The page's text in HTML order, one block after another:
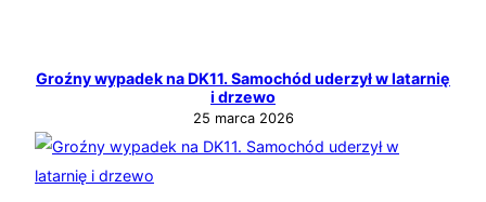
Groźny wypadek na DK11. Samochód uderzył w latarnię
i drzewo
25 marca 2026